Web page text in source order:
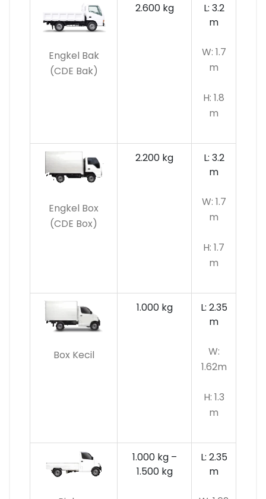
Engkel Bak
(CDE Bak)
2.600 kg
L: 3.2
m
W: 1.7
m
H: 1.8
m
Engkel Box
(CDE Box)
2.200 kg
L: 3.2
m
W: 1.7
m
H: 1.7
m
Box Kecil
1.000 kg
L: 2.35
m
W:
1.62m
H: 1.3
m
1.000 kg –
1.500 kg
L: 2.35
m